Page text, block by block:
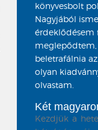
könyvesbolt
Nagyjából
érdeklődésem
beletrafálnia
olyan
olvastam.
Két
Kezdjük a